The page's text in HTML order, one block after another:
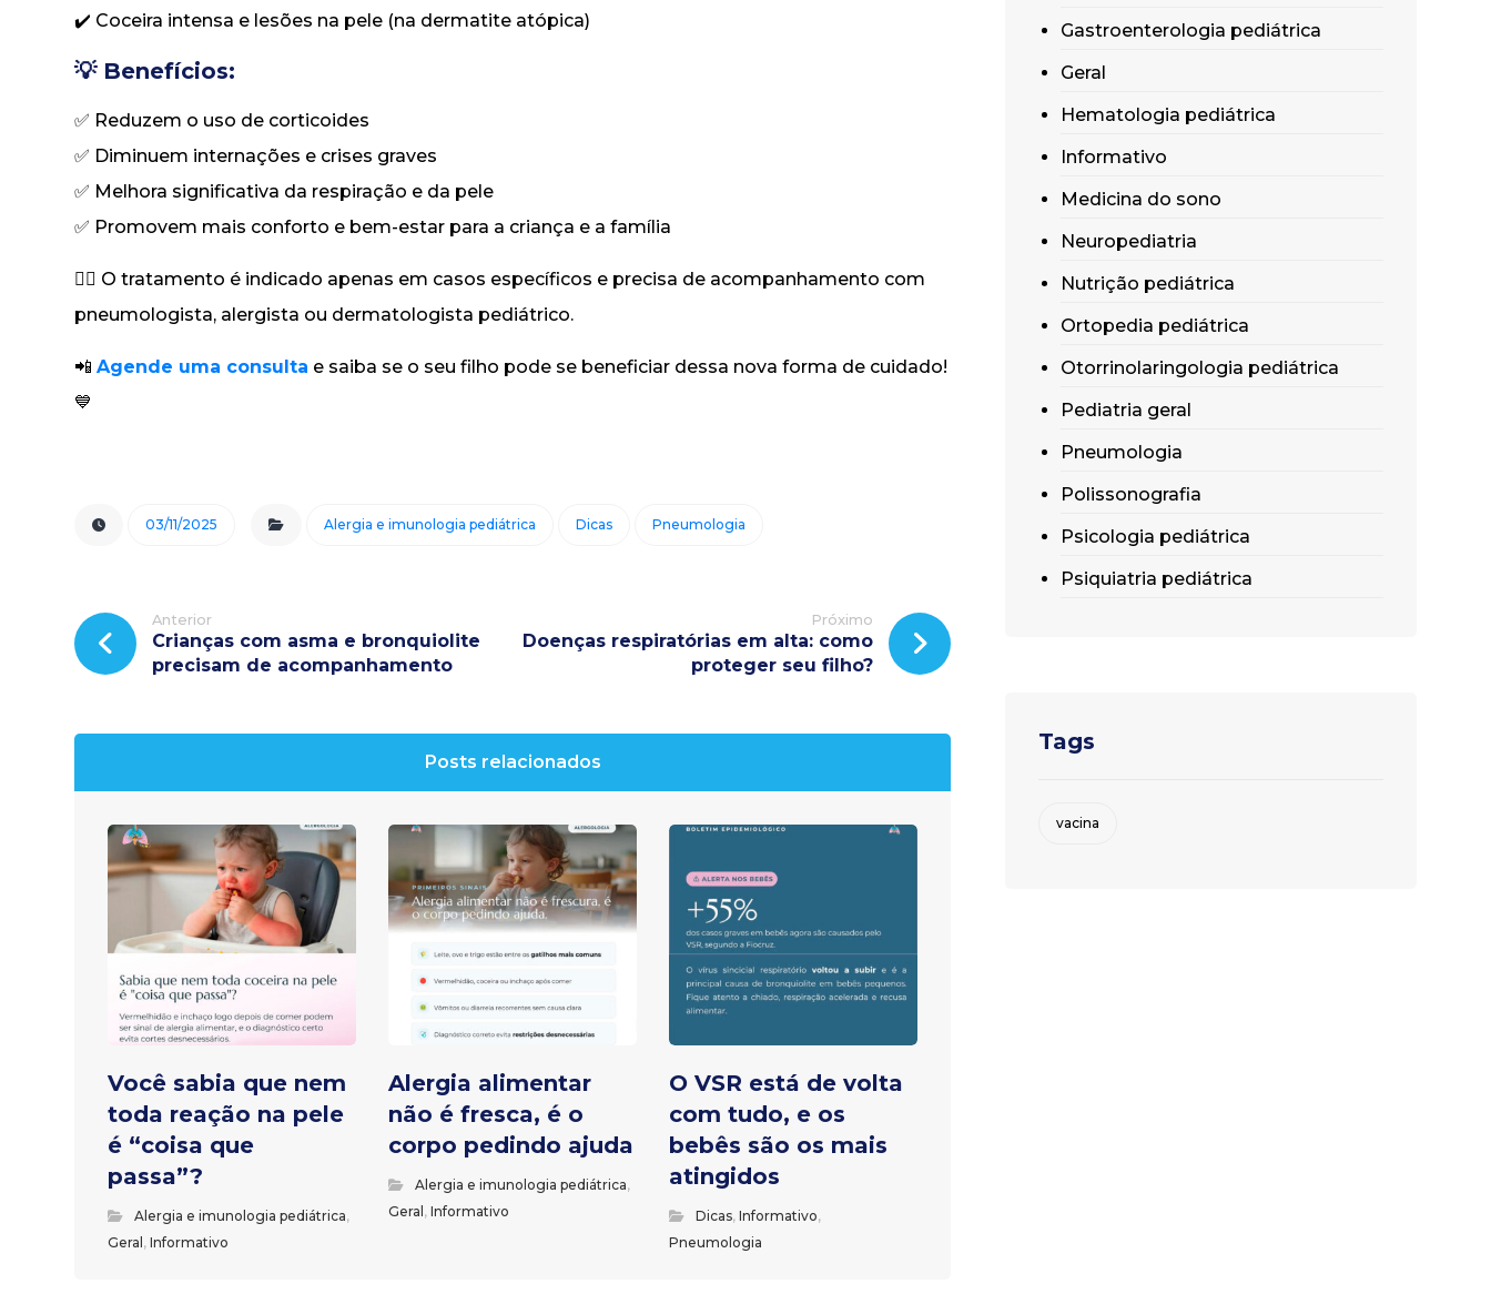
✔️ Coceira intensa e lesões na pele (na dermatite atópica)
💡 Benefícios:
✅ Reduzem o uso de corticoides
✅ Diminuem internações e crises graves
✅ Melhora significativa da respiração e da pele
✅ Promovem mais conforto e bem-estar para a criança e a família
👩‍⚕️ O tratamento é indicado apenas em casos específicos e precisa de acompanhamento com
pneumologista, alergista ou dermatologista pediátrico.
📲Agende uma consulta e saiba se o seu filho pode se beneficiar dessa nova forma de cuidado!
💙
03/11/2025 Alergia e imunologia pediátrica Dicas Pneumologia
Anterior
Crianças com asma e bronquiolite
precisam de acompanhamento
Próximo
Doenças respiratórias em alta: como
proteger seu filho?
Posts relacionados
Você sabia que nem
toda reação na pele
é “coisa que
passa”?
Alergia e imunologia pediátrica,
Geral ,Informativo
Alergia alimentar
não é fresca, é o
corpo pedindo ajuda
Alergia e imunologia pediátrica,
Geral ,Informativo
O VSR está de volta
com tudo, e os
bebês são os mais
atingidos
Dicas,Informativo,
Pneumologia
Gastroenterologia pediátrica
Geral
Hematologia pediátrica
Informativo
Medicina do sono
Neuropediatria
Nutrição pediátrica
Ortopedia pediátrica
Otorrinolaringologia pediátrica
Pediatria geral
Pneumologia
Polissonografia
Psicologia pediátrica
Psiquiatria pediátrica
Tags
vacina